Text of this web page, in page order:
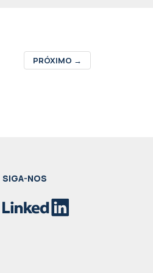
PRÓXIMO →
SIGA-NOS